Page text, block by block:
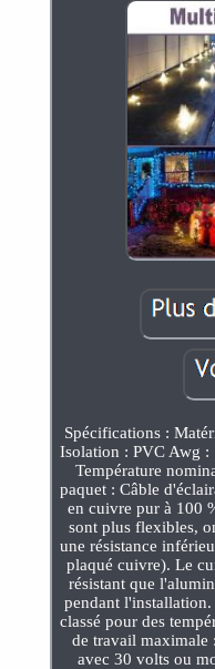
Spécifications :
Isolation : PVC Awg
Température
paquet : Câble
en cuivre pur à 100
sont plus flexibles,
une résistance
plaqué cuivre). Le
résistant que
pendant
classé pour des
de travail maximale
avec 30 volts ou